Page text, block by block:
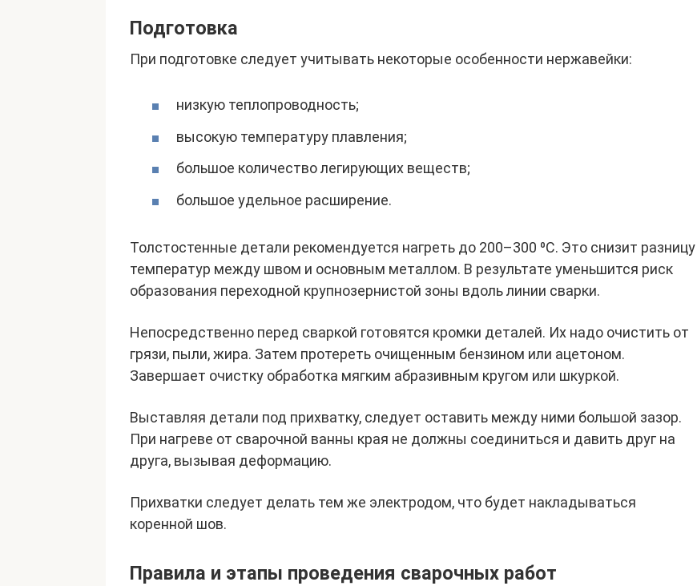
Подготовка
При подготовке следует учитывать некоторые особенности нержавейки:
низкую теплопроводность;
высокую температуру плавления;
большое количество легирующих веществ;
большое удельное расширение.
Толстостенные детали рекомендуется нагреть до 200–300 ⁰C. Это снизит разницу
температур между швом и основным металлом. В результате уменьшится риск
образования переходной крупнозернистой зоны вдоль линии сварки.
Непосредственно перед сваркой готовятся кромки деталей. Их надо очистить от
грязи, пыли, жира. Затем протереть очищенным бензином или ацетоном.
Завершает очистку обработка мягким абразивным кругом или шкуркой.
Выставляя детали под прихватку, следует оставить между ними большой зазор.
При нагреве от сварочной ванны края не должны соединиться и давить друг на
друга, вызывая деформацию.
Прихватки следует делать тем же электродом, что будет накладываться
коренной шов.
Правила и этапы проведения сварочных работ